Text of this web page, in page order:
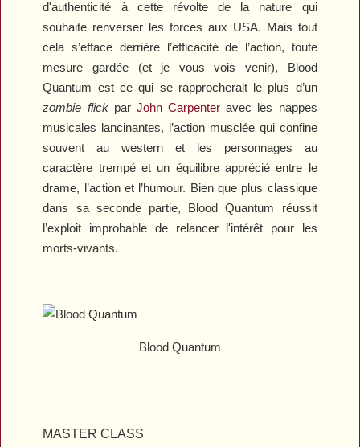
d'authenticité à cette révolte de la nature qui
souhaite renverser les forces aux USA. Mais tout
cela s’efface derrière l’efficacité de l’action, toute
mesure gardée (et je vous vois venir), Blood
Quantum est ce qui se rapprocherait le plus d’un
zombie flickpar John Carpenter avec les nappes
musicales lancinantes, l’action musclée qui confine
souvent au western et les personnages au
caractère trempé et un équilibre apprécié entre le
drame, l’action et l’humour. Bien que plus classique
dans sa seconde partie, Blood Quantum réussit
l’exploit improbable de relancer l'intérêt pour les
morts-vivants.
Blood Quantum
MASTER CLASS